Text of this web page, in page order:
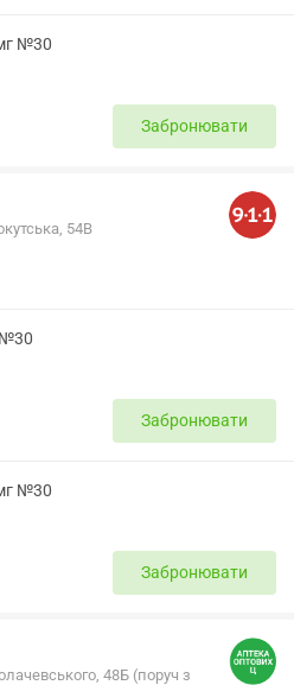
№30
Забронювати
54В
№30
Забронювати
№30
Забронювати
48Б (поруч з